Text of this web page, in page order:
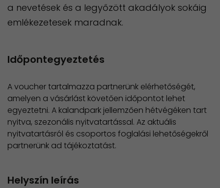
a nevetések és a legyőzött akadályok sokáig
emlékezetesek maradnak.
Időpontegyeztetés
A voucher tartalmazza partnerünk elérhetőségét,
amelyen a vásárlást követően időpontot lehet
egyeztetni. A kalandpark jellemzően hétvégéken tart
nyitva, szezonális nyitvatartással. Az aktuális
nyitvatartásról és csoportos foglalási lehetőségekről
partnerünk ad tájékoztatást.
Helyszín leírás